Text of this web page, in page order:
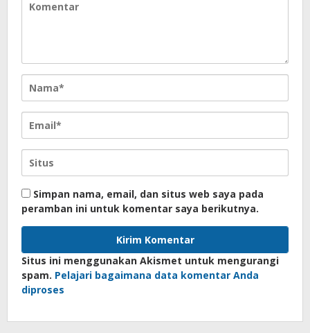
Simpan nama, email, dan situs web saya pada
peramban ini untuk komentar saya berikutnya.
Situs ini menggunakan Akismet untuk mengurangi
spam. Pelajari bagaimana data komentar Anda
diproses